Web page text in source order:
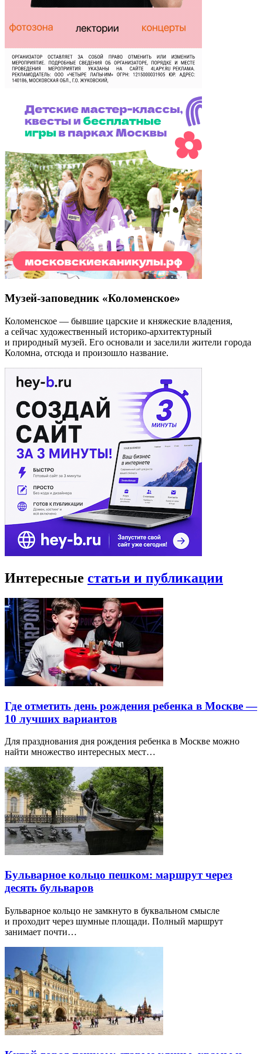
Музей-заповедник «Коломенское»
Коломенское — бывшие царские и княжеские владения,
а сейчас художественный историко-архитектурный
и природный музей. Его основали и заселили жители города
Коломна, отсюда и произошло название.
Интересные статьи и публикации
Где отметить день рождения ребенка в Москве —
10 лучших вариантов
Для празднования дня рождения ребенка в Москве можно
найти множество интересных мест…
Бульварное кольцо пешком: маршрут через
десять бульваров
Бульварное кольцо не замкнуто в буквальном смысле
и проходит через шумные площади. Полный маршрут
занимает почти…